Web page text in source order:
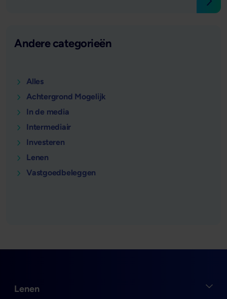
Andere categorieën
Alles
Achtergrond Mogelijk
In de media
Intermediair
Investeren
Lenen
Vastgoedbeleggen
Open
Lenen